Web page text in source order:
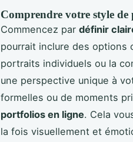
Comprendre votre style
Commencez par définir
pourrait inclure des options
portraits individuels ou la
une perspective unique à
formelles ou de moments
portfolios en ligne. Cela
la fois visuellement et